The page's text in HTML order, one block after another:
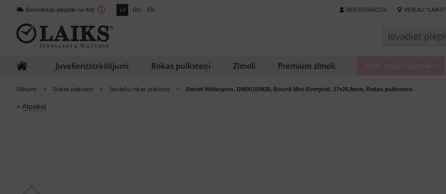
Bezmaksas piegāde no 80€ LV RU EN REĢISTRĀCIJA VEIKALI "LAIKS"
Juvelierizstrādājumi Rokas pulksteņi Zīmoli Premium zīmoli
Sākums Rokas pulksteņi Sieviešu rokas pulksteņi Daniel Wellington, DW00100928, Bound Mini Evergold, 17x25,9mm, Rokas pulkstenis
« Atpakaļ